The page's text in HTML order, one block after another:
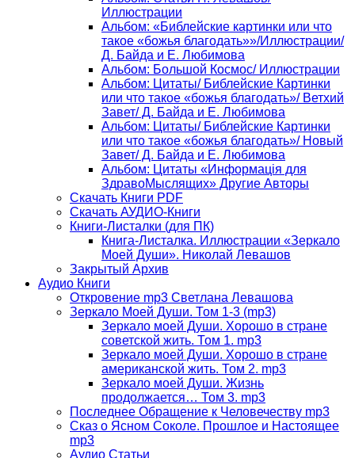
Иллюстрации
Альбом: «Библейские картинки или что
такое «божья благодать»»/Иллюстрации/
Д. Байда и Е. Любимова
Альбом: Большой Космос/ Иллюстрации
Альбом: Цитаты/ Библейские Картинки
или что такое «божья благодать»/ Ветхий
Завет/ Д. Байда и Е. Любимова
Альбом: Цитаты/ Библейские Картинки
или что такое «божья благодать»/ Новый
Завет/ Д. Байда и Е. Любимова
Альбом: Цитаты «Информацiя для
ЗдравоМыслящих» Другие Авторы
Скачать Книги PDF
Скачать АУДИО-Книги
Книги-Листалки (для ПК)
Книга-Листалка. Иллюстрации «Зеркало
Моей Души». Николай Левашов
Закрытый Архив
Аудио Книги
Откровение mp3 Светлана Левашова
Зеркало Моей Души. Том 1-3 (mp3)
Зеркало моей Души. Хорошо в стране
советской жить. Том 1. mp3
Зеркало моей Души. Хорошо в стране
американской жить. Том 2. mp3
Зеркало моей Души. Жизнь
продолжается… Том 3. mp3
Последнее Обращение к Человечеству mp3
Сказ о Ясном Соколе. Прошлое и Настоящее
mp3
Аудио Статьи